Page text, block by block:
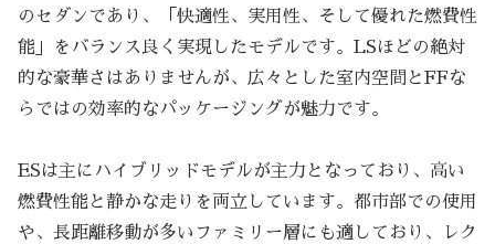
のセダンであり、「快適性、実用性、そして優れた燃費性
能」をバランス良く実現したモデルです。LSほどの絶対
的な豪華さはありませんが、広々とした室内空間とFFな
らではの効率的なパッケージングが魅力です。
ESは主にハイブリッドモデルが主力となっており、高い
燃費性能と静かな走りを両立しています。都市部での使用
や、長距離移動が多いファミリー層にも適しており、レク